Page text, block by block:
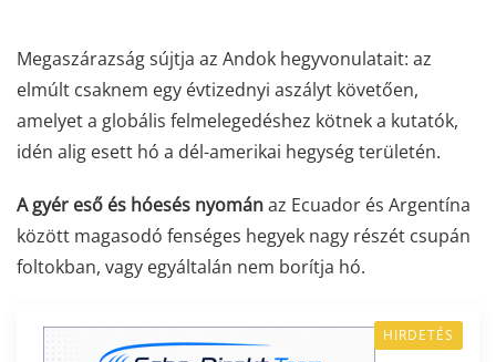
Megaszárazság sújtja az Andok hegyvonulatait: az
elmúlt csaknem egy évtizednyi aszályt követően,
amelyet a globális felmelegedéshez kötnek a kutatók,
idén alig esett hó a dél-amerikai hegység területén.
A gyér eső és hóesés nyománaz Ecuador és Argentína
között magasodó fenséges hegyek nagy részét csupán
foltokban, vagy egyáltalán nem borítja hó.
HIRDETÉS